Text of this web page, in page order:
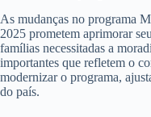
As mudanças no programa
2025 prometem aprimorar
famílias necessitadas a
importantes que refletem o
modernizar o programa,
do país.